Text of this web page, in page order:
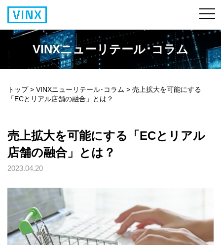
VINXニューリテール･コラム
トップ> VINXニューリテール･コラム > 売上拡大を可能にする
「ECとリアル店舗の融合」とは？
売上拡大を可能にする「ECとリアル
店舗の融合」とは？
2023.04.20